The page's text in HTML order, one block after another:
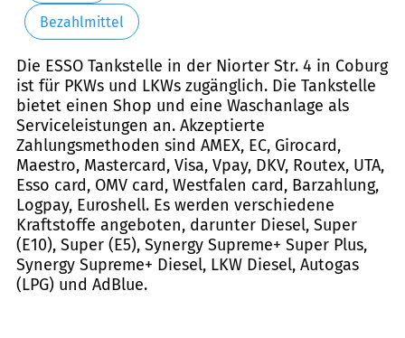
Bezahlmittel
Die ESSO Tankstelle in der Niorter Str. 4 in Coburg
ist für PKWs und LKWs zugänglich. Die Tankstelle
bietet einen Shop und eine Waschanlage als
Serviceleistungen an. Akzeptierte
Zahlungsmethoden sind AMEX, EC, Girocard,
Maestro, Mastercard, Visa, Vpay, DKV, Routex, UTA,
Esso card, OMV card, Westfalen card, Barzahlung,
Logpay, Euroshell. Es werden verschiedene
Kraftstoffe angeboten, darunter Diesel, Super
(E10), Super (E5), Synergy Supreme+ Super Plus,
Synergy Supreme+ Diesel, LKW Diesel, Autogas
(LPG) und AdBlue.